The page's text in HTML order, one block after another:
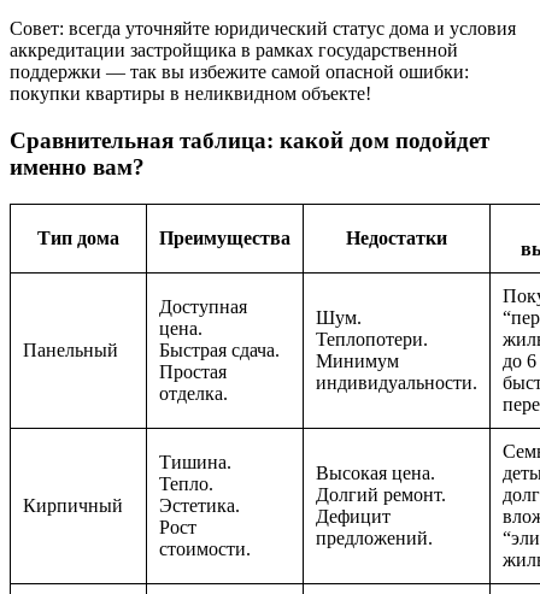
Совет: всегда уточняйте юридический статус дома и условия
аккредитации застройщика в рамках государственной
поддержки — так вы избежите самой опасной ошибки:
покупки квартиры в неликвидном объекте!
Сравнительная таблица: какой дом подойдет
именно вам?
Тип дома Преимущества Недостатки
Панельный
Доступная
цена.
Быстрая сдача.
Простая
отделка.
Шум.
Теплопотери.
Минимум
индивидуальности.
до
Кирпичный
Тишина.
Тепло.
Эстетика.
Рост
стоимости.
Высокая цена.
Долгий ремонт.
Дефицит
предложений.